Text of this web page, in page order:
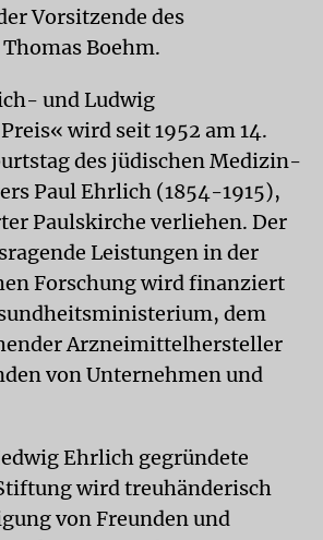
Vorsitzende des
Boehm.
und Ludwig
wird seit 1952 am 14.
des jüdischen Medizin-
Paul Ehrlich (1854-1915),
Paulskirche verliehen. Der
Leistungen in der
Forschung wird finanziert
dem
Arzneimittelhersteller
von Unternehmen und
Ehrlich gegründete
wird treuhänderisch
von Freunden und